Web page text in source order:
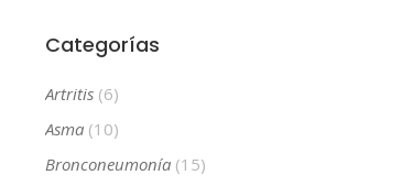
Categorías
Artritis(6)
Asma(10)
Bronconeumonía(15)